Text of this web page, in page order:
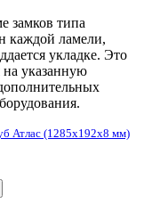
замков типа
каждой ламели,
укладке. Это
на указанную
Атлас (1285x192x8 мм)